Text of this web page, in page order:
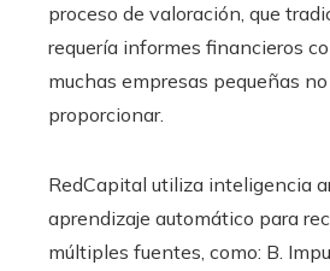
proceso de valoración, que
requería informes financieros
muchas empresas pequeñas
proporcionar.
RedCapital utiliza inteligencia
aprendizaje automático para
múltiples fuentes, como: B.